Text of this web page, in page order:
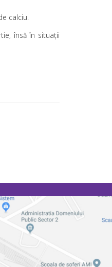
calciu.
însă în situaţii